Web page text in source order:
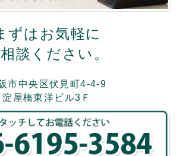
ずはお気軽に
談ください。
市中央区伏見町4-4-9
淀屋橋東洋ビル3Ｆ